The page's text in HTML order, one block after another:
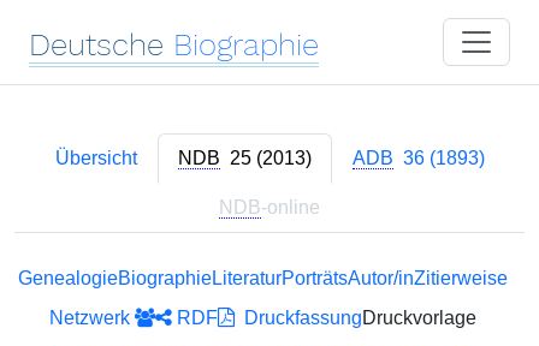
Deutsche Biographie
Übersicht NDB 25 (2013) ADB 36 (1893)
NDB-online
GenealogieBiographieLiteraturPorträtsAutor/inZitierweise
Netzwerk
RDF DruckfassungDruckvorlage